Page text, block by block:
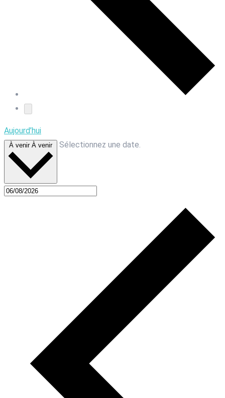
Aujourd’hui
À venir À venir Sélectionnez une date.